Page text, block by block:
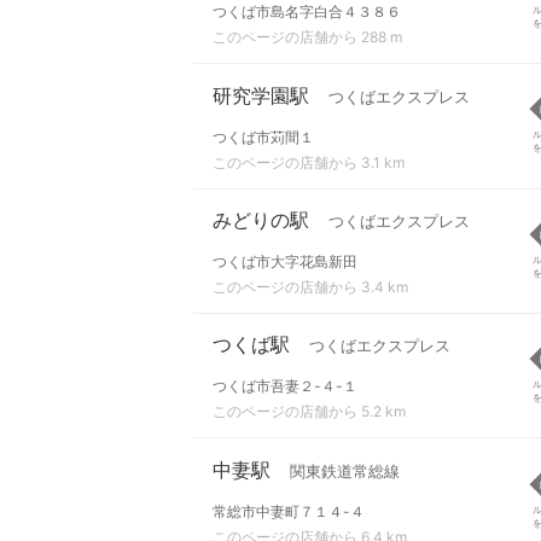
つくば市島名字白合４３８６
このページの店舗から 288 m
研究学園駅 つくばエクスプレス
つくば市苅間１
このページの店舗から 3.1 km
みどりの駅 つくばエクスプレス
つくば市大字花島新田
このページの店舗から 3.4 km
つくば駅 つくばエクスプレス
つくば市吾妻２-４-１
このページの店舗から 5.2 km
中妻駅 関東鉄道常総線
常総市中妻町７１４-４
このページの店舗から 6.4 km